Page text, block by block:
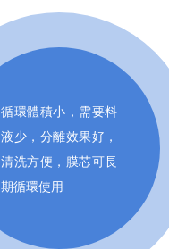
循環體積小，需要料
液少，分離效果好，
清洗方便，膜芯可長
期循環使用